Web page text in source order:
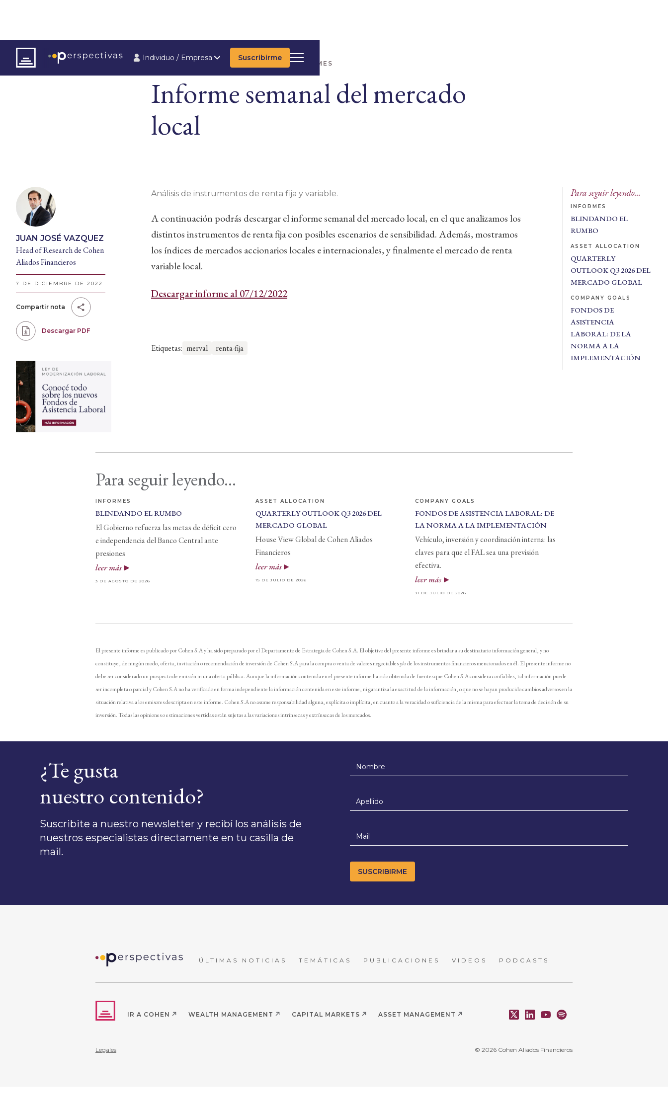
Individuo / Empresa Suscribirme
ARTÍCULOS INFORMES
Informe semanal del mercado
local
JUAN JOSÉ VAZQUEZ
Head of Research de Cohen
Aliados Financieros
7 DE DICIEMBRE DE 2022
Compartir nota
Descargar PDF
Análisis de instrumentos de renta fija y variable.
A continuación podrás descargar el informe semanal del mercado local, en el que analizamos los
distintos instrumentos de renta fija con posibles escenarios de sensibilidad. Además, mostramos
los índices de mercados accionarios locales e internacionales, y finalmente el mercado de renta
variable local.
Descargar informe al 07/12/2022
Etiquetas: merval renta-fija
Para seguir leyendo...
INFORMES
BLINDANDO EL
RUMBO
ASSET ALLOCATION
QUARTERLY
OUTLOOK Q3 2026 DEL
MERCADO GLOBAL
COMPANY GOALS
FONDOS DE
ASISTENCIA
LABORAL: DE LA
NORMA A LA
IMPLEMENTACIÓN
Para seguir leyendo...
INFORMES
BLINDANDO EL RUMBO
El Gobierno refuerza las metas de déficit cero
e independencia del Banco Central ante
presiones
leer más
3 DE AGOSTO DE 2026
ASSET ALLOCATION
QUARTERLY OUTLOOK Q3 2026 DEL
MERCADO GLOBAL
House View Global de Cohen Aliados
Financieros
leer más
15 DE JULIO DE 2026
COMPANY GOALS
FONDOS DE ASISTENCIA LABORAL: DE
LA NORMA A LA IMPLEMENTACIÓN
Vehículo, inversión y coordinación interna: las
claves para que el FAL sea una previsión
efectiva.
leer más
31 DE JULIO DE 2026
El presente informe es publicado por Cohen S.A y ha sido preparado por el Departamento de Estrategia de Cohen S.A. El objetivo del presente informe es brindar a su destinatario información general, y no
constituye, de ningún modo, oferta, invitación o recomendación de inversión de Cohen S.A para la compra o venta de valores negociables y/o de los instrumentos financieros mencionados en él. El presente informe no
debe ser considerado un prospecto de emisión ni una oferta pública. Aunque la información contenida en el presente informe ha sido obtenida de fuentes que Cohen S.A considera confiables, tal información puede
ser incompleta o parcial y Cohen S.A no ha verificado en forma independiente la información contenida en este informe, ni garantiza la exactitud de la información, o que no se hayan producido cambios adversos en la
situación relativa a los emisores descripta en este informe. Cohen S.A no asume responsabilidad alguna, explícita o implícita, en cuanto a la veracidad o suficiencia de la misma para efectuar la toma de decisión de su
inversión. Todas las opiniones o estimaciones vertidas están sujetas a las variaciones intrínsecas y extrínsecas de los mercados.
¿Te gusta
nuestro contenido?
Suscribite a nuestro newsletter y recibí los análisis de
nuestros especialistas directamente en tu casilla de
mail.
ÚLTIMAS NOTICIAS TEMÁTICAS PUBLICACIONES VIDEOS PODCASTS
IR A COHEN WEALTH MANAGEMENT CAPITAL MARKETS ASSET MANAGEMENT
Legales © 2026 Cohen Aliados Financieros